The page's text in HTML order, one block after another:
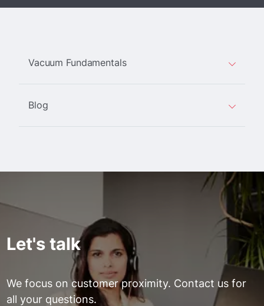
Vacuum Fundamentals
Blog
Let's talk
We focus on customer proximity. Contact us for
all your questions.